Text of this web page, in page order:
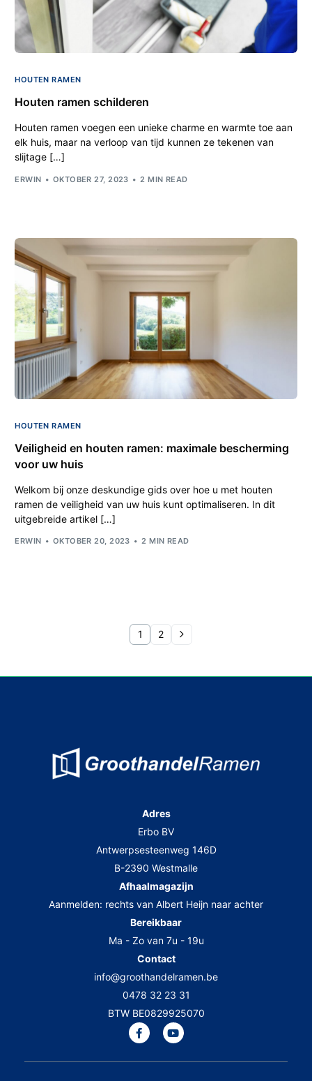
HOUTEN RAMEN
Houten ramen schilderen
Houten ramen voegen een unieke charme en warmte toe aan
elk huis, maar na verloop van tijd kunnen ze tekenen van
slijtage […]
ERWIN OKTOBER 27, 2023 2 MIN READ
HOUTEN RAMEN
Veiligheid en houten ramen: maximale bescherming
voor uw huis
Welkom bij onze deskundige gids over hoe u met houten
ramen de veiligheid van uw huis kunt optimaliseren. In dit
uitgebreide artikel […]
ERWIN OKTOBER 20, 2023 2 MIN READ
1 2
Adres
Erbo BV
Antwerpsesteenweg 146D
B-2390 Westmalle
Afhaalmagazijn
Aanmelden: rechts van Albert Heijn naar achter
Bereikbaar
Ma - Zo van 7u - 19u
Contact
info@groothandelramen.be
0478 32 23 31
BTW BE0829925070